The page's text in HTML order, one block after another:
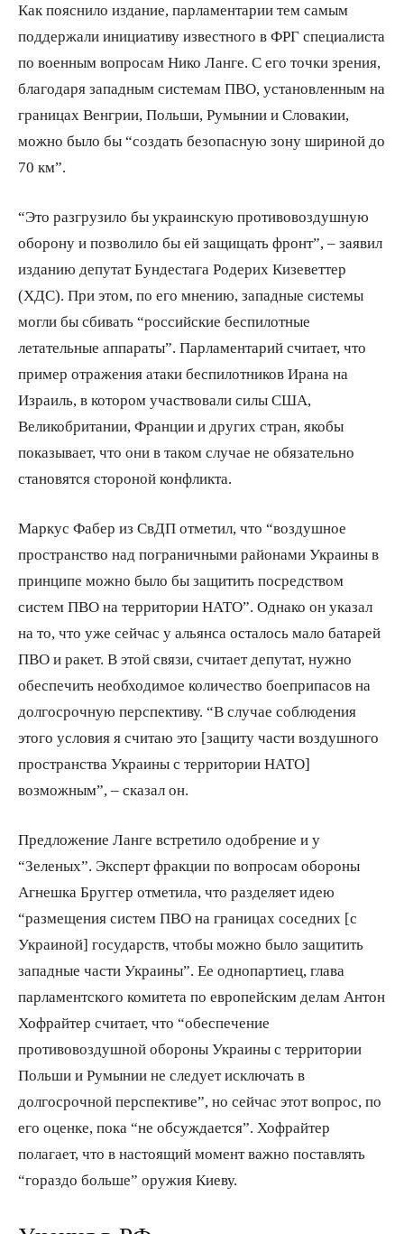
Как пояснило издание, парламентарии тем самым
поддержали инициативу известного в ФРГ специалиста
по военным вопросам Нико Ланге. С его точки зрения,
благодаря западным системам ПВО, установленным на
границах Венгрии, Польши, Румынии и Словакии,
можно было бы “создать безопасную зону шириной до
70 км”.
“Это разгрузило бы украинскую противовоздушную
оборону и позволило бы ей защищать фронт”, – заявил
изданию депутат Бундестага Родерих Кизеветтер
(ХДС). При этом, по его мнению, западные системы
могли бы сбивать “российские беспилотные
летательные аппараты”. Парламентарий считает, что
пример отражения атаки беспилотников Ирана на
Израиль, в котором участвовали силы США,
Великобритании, Франции и других стран, якобы
показывает, что они в таком случае не обязательно
становятся стороной конфликта.
Маркус Фабер из СвДП отметил, что “воздушное
пространство над пограничными районами Украины в
принципе можно было бы защитить посредством
систем ПВО на территории НАТО”. Однако он указал
на то, что уже сейчас у альянса осталось мало батарей
ПВО и ракет. В этой связи, считает депутат, нужно
обеспечить необходимое количество боеприпасов на
долгосрочную перспективу. “В случае соблюдения
этого условия я считаю это [защиту части воздушного
пространства Украины с территории НАТО]
возможным”, – сказал он.
Предложение Ланге встретило одобрение и у
“Зеленых”. Эксперт фракции по вопросам обороны
Агнешка Бруггер отметила, что разделяет идею
“размещения систем ПВО на границах соседних [с
Украиной] государств, чтобы можно было защитить
западные части Украины”. Ее однопартиец, глава
парламентского комитета по европейским делам Антон
Хофрайтер считает, что “обеспечение
противовоздушной обороны Украины с территории
Польши и Румынии не следует исключать в
долгосрочной перспективе”, но сейчас этот вопрос, по
его оценке, пока “не обсуждается”. Хофрайтер
полагает, что в настоящий момент важно поставлять
“гораздо больше” оружия Киеву.